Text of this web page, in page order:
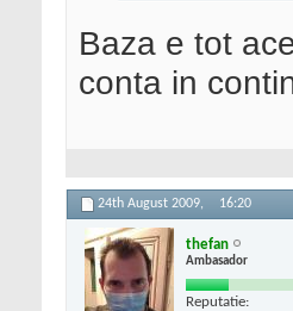
Baza e tot
conta in
24th August 2009, 16:20
thefan
Ambasador
Reputatie: